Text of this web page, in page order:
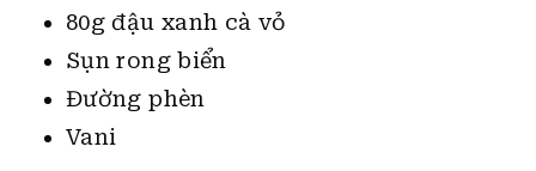
80g đậu xanh cà vỏ
Sụn rong biển
Đường phèn
Vani